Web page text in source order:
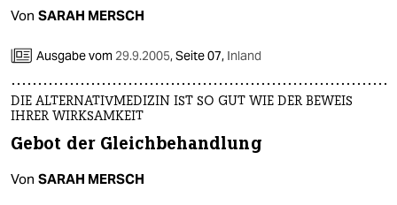
Von SARAH MERSCH
Ausgabe vom 29.9.2005,Seite 07, Inland
DIE ALTERNATIVMEDIZIN IST SO GUT WIE DER BEWEIS
IHRER WIRKSAMKEIT
Gebot der Gleichbehandlung
Von SARAH MERSCH